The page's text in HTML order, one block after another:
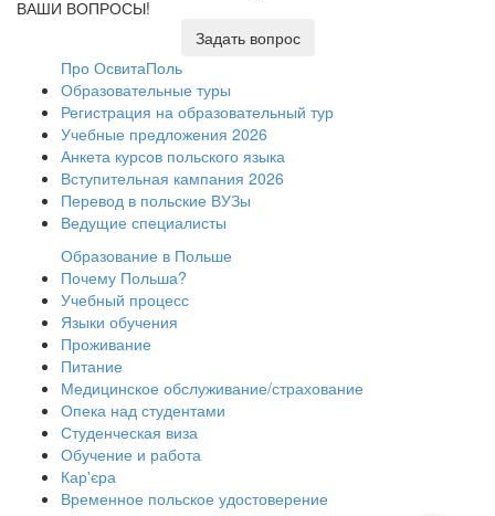
ВАШИ ВОПРОСЫ!
Задать вопрос
Про ОсвитаПоль
Образовательные туры
Регистрация на образовательный тур
Учебные предложения 2026
Анкета курсов польского языка
Вступительная кампания 2026
Перевод в польские ВУЗы
Ведущие специалисты
Образование в Польше
Почему Польша?
Учебный процесс
Языки обучения
Проживание
Питание
Медицинское обслуживание/страхование
Опека над студентами
Студенческая виза
Обучение и работа
Кар'єра
Временное польское удостоверение